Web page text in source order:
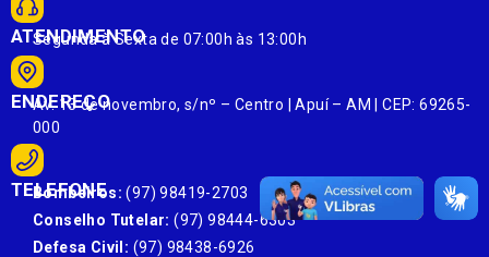
ATENDIMENTO
Segunda à Sexta de 07:00h às 13:00h
ENDEREÇO
Av. 13 de novembro, s/nº – Centro | Apuí – AM | CEP: 69265-
000
TELEFONE
Bombeiros: (97) 98419-2703
Conselho Tutelar: (97) 98444-6303
Defesa Civil: (97) 98438-6926